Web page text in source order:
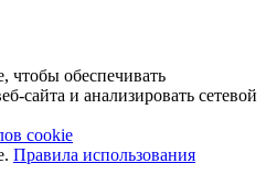
обеспечивать
сайта и анализировать сетевой
cookie
Правила использования